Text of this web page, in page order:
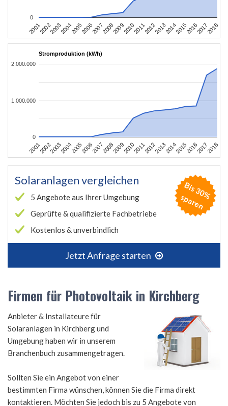
200120022003200420052006200720082009201020112012201320142015201620172018
0
Stromproduktion (kWh)
200120022003200420052006200720082009201020112012201320142015201620172018
0
1.000.000
2.000.000
Solaranlagen vergleichen
5 Angebote aus Ihrer Umgebung
Geprüfte & qualifizierte Fachbetriebe
Kostenlos & unverbindlich
Jetzt Anfrage starten
B
is
3
0
%
s
p
a
r
e
n
Firmen für Photovoltaik in Kirchberg
Anbieter & Installateure für
Solaranlagen in Kirchberg und
Umgebung haben wir in unserem
Branchenbuch zusammengetragen.
Sollten Sie ein Angebot von einer
bestimmten Firma wünschen, können Sie die Firma direkt
kontaktieren. Möchten Sie jedoch bis zu 5 Angebote von